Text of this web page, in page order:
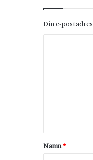
Din e-
t
a
Namn*